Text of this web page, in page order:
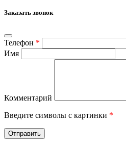
Заказать звонок
Телефон *
Имя
Комментарий
Введите символы с картинки *
Отправить